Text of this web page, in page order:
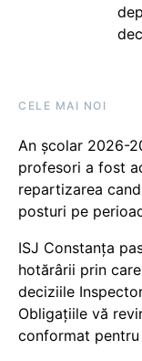
CELE MAI NOI
An școlar 2026-
profesori a fost
repartizarea
posturi pe
ISJ Constanța
hotărârii prin
deciziile
Obligațiile vă
conformat